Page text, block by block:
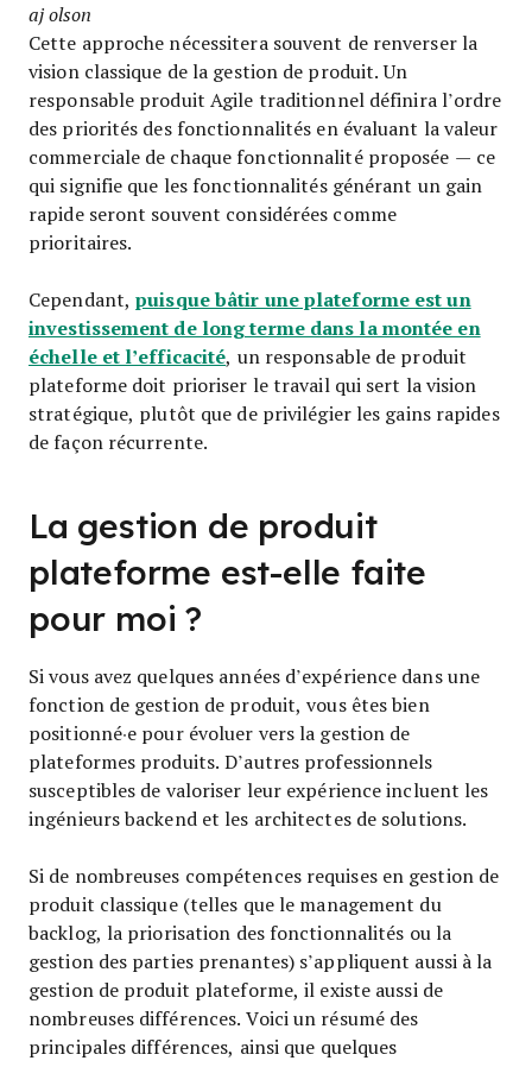
aj olson
Cette approche nécessitera souvent de renverser la
vision classique de la gestion de produit. Un
responsable produit Agile traditionnel définira l’ordre
des priorités des fonctionnalités en évaluant la valeur
commerciale de chaque fonctionnalité proposée — ce
qui signifie que les fonctionnalités générant un gain
rapide seront souvent considérées comme
prioritaires.
Cependant,puisque bâtir une plateforme est un
investissement de long terme dans la montée en
échelle et l’efficacité, un responsable de produit
plateforme doit prioriser le travail qui sert la vision
stratégique, plutôt que de privilégier les gains rapides
de façon récurrente.
La gestion de produit
plateforme est-elle faite
pour moi ?
Si vous avez quelques années d’expérience dans une
fonction de gestion de produit, vous êtes bien
positionné·e pour évoluer vers la gestion de
plateformes produits. D’autres professionnels
susceptibles de valoriser leur expérience incluent les
ingénieurs backend et les architectes de solutions.
Si de nombreuses compétences requises en gestion de
produit classique (telles que le management du
backlog, la priorisation des fonctionnalités ou la
gestion des parties prenantes) s’appliquent aussi à la
gestion de produit plateforme, il existe aussi de
nombreuses différences. Voici un résumé des
principales différences, ainsi que quelques